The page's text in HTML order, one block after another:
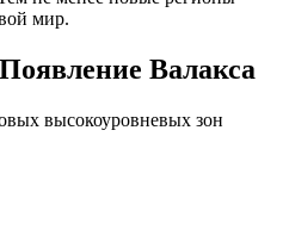
мир.
Валакса
высокоуровневых зон